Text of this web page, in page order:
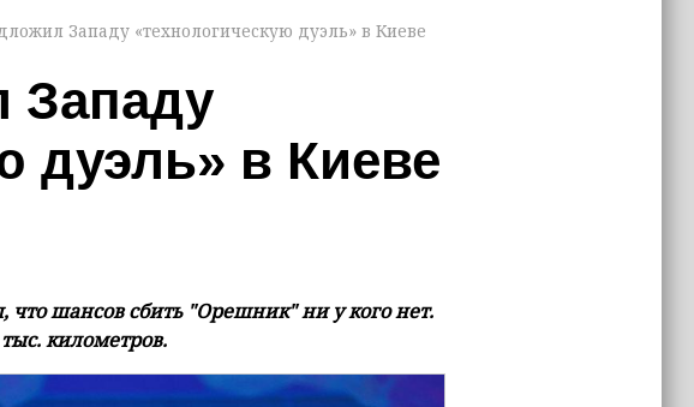
Западу «технологическую дуэль» в Киеве
Западу
дуэль» в Киеве
шансов сбить "Орешник" ни у кого нет.
километров.